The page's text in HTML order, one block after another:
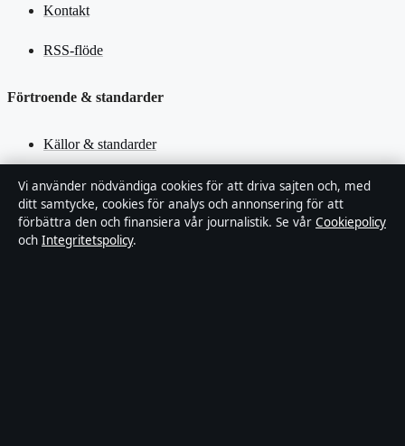
Kontakt
RSS-flöde
Förtroende & standarder
Källor & standarder
Redaktionell policy
Rättelsepolicy
Vi använder nödvändiga cookies för att driva sajten och, med
ditt samtycke, cookies för analys och annonsering för att
förbättra den och finansiera vår journalistik. Se vår Cookiepolicy
och Integritetspolicy.